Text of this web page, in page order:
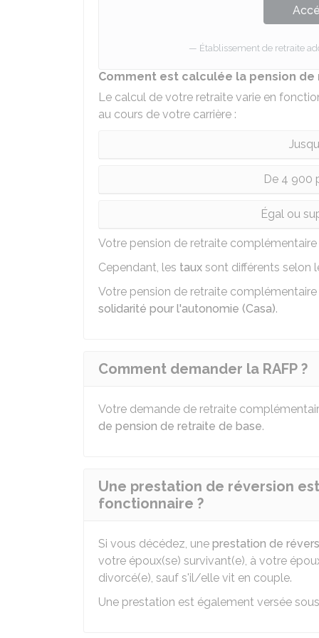
Établissement de retraite
Comment est calculée la pension
Le calcul de votre retraite varie en
au cours de votre carrière :
De 4 900
Égal ou
Votre pension de retraite
Cependant, les taux sont différents selon
Votre pension de retraite
solidarité pour l'autonomie (Casa).
Comment demander la RAFP ?
Votre demande de retraite
de pension de retraite de base.
Une prestation de réversion
fonctionnaire ?
Si vous décédez, une prestation de
votre époux(se) survivant(e), à votre
divorcé(e), sauf s'il/elle vit en couple.
Une prestation est également versée